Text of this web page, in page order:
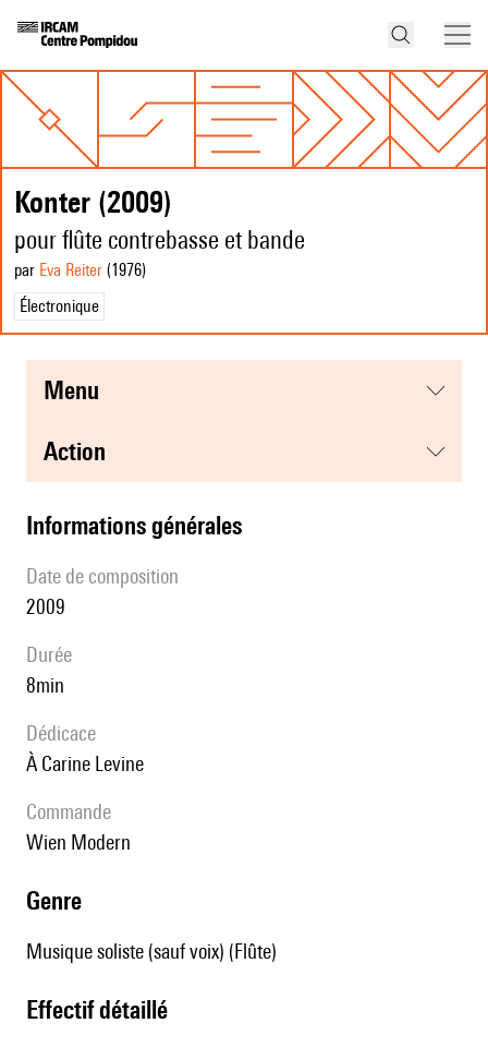
Konter (2009)
pour flûte contrebasse et bande
par Eva Reiter (1976)
Électronique
menu
action
informations générales
date de composition
2009
durée
8min
Dédicace
à Carine Levine
Commande
Wien Modern
genre
Musique soliste (sauf voix) (Flûte)
effectif détaillé